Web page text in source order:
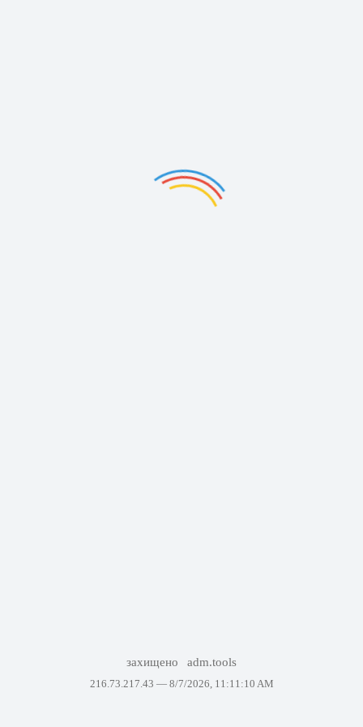
захищено adm.tools
216.73.217.43 — 8/7/2026, 11:11:10 AM